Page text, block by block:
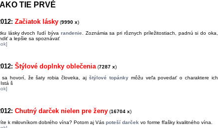
TIE PRVÉ
Začiatok lásky (9990 x)
lásky dvoch ľudí býva randenie . Zoznámia sa pri rôznych príležitostiach, padnú si do oka,
a lepšie sa spoznávať
Štýlové doplnky oblečenia (7287 x)
sa hovorí, že šaty robia človeka, aj štýlové topánkymôžu veľa povedať o charaktere ich
š
Chutný darček nielen pre ženy (16704 x)
k milovníkom dobrého vína? Potom aj Vás poteší darček vo forme fľašky kvalitného vína.